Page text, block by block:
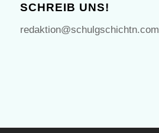
SCHREIB UNS!
redaktion@schulgschichtn.com